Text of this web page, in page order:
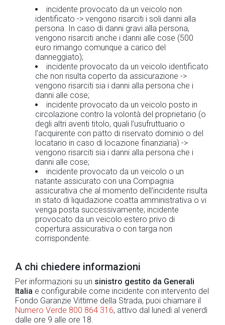
incidente provocato da un veicolo non
identificato -> vengono risarciti i soli danni alla
persona. In caso di danni gravi alla persona,
vengono risarciti anche i danni alle cose (500
euro rimango comunque a carico del
danneggiato);
incidente provocato da un veicolo identificato
che non risulta coperto da assicurazione ->
vengono risarciti sia i danni alla persona che i
danni alle cose;
incidente provocato da un veicolo posto in
circolazione contro la volontà del proprietario (o
degli altri aventi titolo, quali l’usufruttuario o
l’acquirente con patto di riservato dominio o del
locatario in caso di locazione finanziaria) ->
vengono risarciti sia i danni alla persona che i
danni alle cose;
incidente provocato da un veicolo o un
natante assicurato con una Compagnia
assicurativa che al momento dell'incidente risulta
in stato di liquidazione coatta amministrativa o vi
venga posta successivamente; incidente
provocato da un veicolo estero privo di
copertura assicurativa o con targa non
corrispondente.
A chi chiedere informazioni
Per informazioni su un sinistro gestito da Generali
Italia e configurabile come incidente con intervento del
Fondo Garanzie Vittime della Strada, puoi chiamare il
Numero Verde 800 864 316, attivo dal lunedì al venerdì
dalle ore 9 alle ore 18.